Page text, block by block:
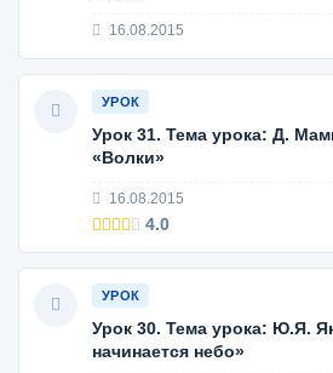
16.08.2015
УРОК
Урок 31. Тема урока: Д.
«Волки»
16.08.2015
4.0
УРОК
Урок 30. Тема урока: Ю.Я.
начинается небо»